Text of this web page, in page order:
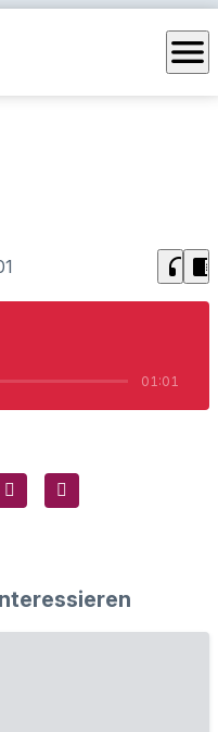
menu
headphones chrome_reader_mode
01:01